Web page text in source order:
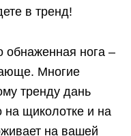
в тренд!
обнаженная нога –
Многие
тренду дань
на щиколотке и на
на вашей